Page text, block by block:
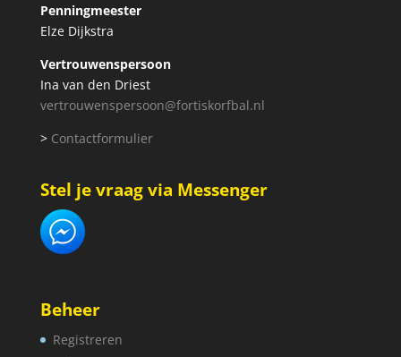
Penningmeester
Elze Dijkstra
Vertrouwenspersoon
Ina van den Driest
vertrouwenspersoon@fortiskorfbal.nl
> Contactformulier
Stel je vraag via Messenger
Beheer
Registreren